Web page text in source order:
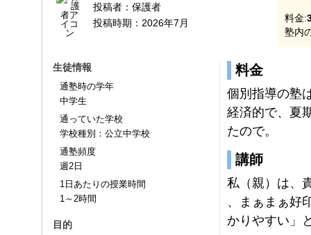
投稿者： 保護者
投稿時期： 2026年7月 料金:
塾内
生徒情報
通塾時の学年
中学生
通っていた学校
学校種別：公立中学校
通塾頻度
週2日
1日あたりの授業時間
1～2時間
目的
料金
個別指導の塾
経済的で、夏
たので。
講師
私（親）は、
、まぁまぁ好
かりやすい」